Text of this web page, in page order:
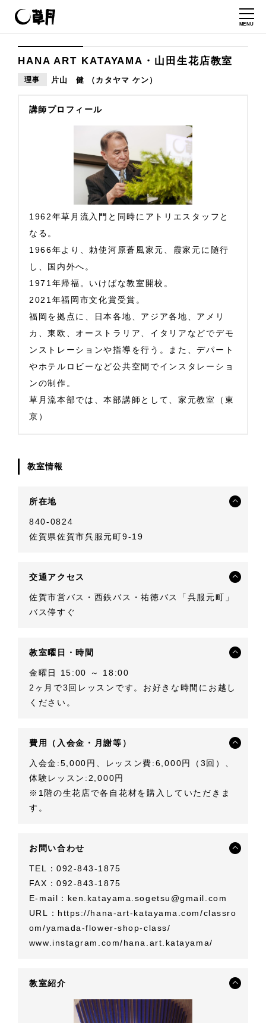
MENU
HANA ART KATAYAMA・山田生花店教室
理事 片山 健 （カタヤマ ケン）
講師プロフィール
1962年草月流入門と同時にアトリエスタッフと
なる。
1966年より、勅使河原蒼風家元、霞家元に随行
し、国内外へ。
1971年帰福。いけばな教室開校。
2021年福岡市文化賞受賞。
福岡を拠点に、日本各地、アジア各地、アメリ
カ、東欧、オーストラリア、イタリアなどでデモ
ンストレーションや指導を行う。また、デパート
やホテルロビーなど公共空間でインスタレーショ
ンの制作。
草月流本部では、本部講師として、家元教室（東
京）
教室情報
所在地
840-0824
佐賀県佐賀市呉服元町9-19
交通アクセス
佐賀市営バス・西鉄バス・祐徳バス「呉服元町」
バス停すぐ
教室曜日・時間
金曜日 15:00 ～ 18:00
2ヶ月で3回レッスンです。お好きな時間にお越し
ください。
費用（入会金・月謝等）
入会金:5,000円、レッスン費:6,000円（3回）、
体験レッスン:2,000円
※1階の生花店で各自花材を購入していただきま
す。
お問い合わせ
TEL：092-843-1875
FAX：092-843-1875
E-mail： ken.katayama.sogetsu@gmail.com
URL： https://hana-art-katayama.com/classro
om/yamada-flower-shop-class/
www.instagram.com/hana.art.katayama/
教室紹介